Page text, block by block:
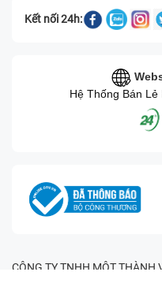
Kết nối 24h:
Hệ Thống Bán
CÔNG TY TNHH MỘT THÀNH